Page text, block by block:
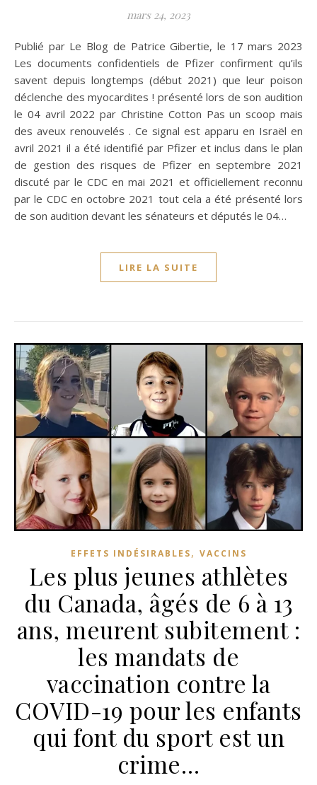
mars 24, 2023
Publié par Le Blog de Patrice Gibertie, le 17 mars 2023
Les documents confidentiels de Pfizer confirment qu’ils
savent depuis longtemps (début 2021) que leur poison
déclenche des myocardites ! présenté lors de son audition
le 04 avril 2022 par Christine Cotton Pas un scoop mais
des aveux renouvelés . Ce signal est apparu en Israël en
avril 2021 il a été identifié par Pfizer et inclus dans le plan
de gestion des risques de Pfizer en septembre 2021
discuté par le CDC en mai 2021 et officiellement reconnu
par le CDC en octobre 2021 tout cela a été présenté lors
de son audition devant les sénateurs et députés le 04…
LIRE LA SUITE
EFFETS INDÉSIRABLES, VACCINS
Les plus jeunes athlètes
du Canada, âgés de 6 à 13
ans, meurent subitement :
les mandats de
vaccination contre la
COVID-19 pour les enfants
qui font du sport est un
crime…